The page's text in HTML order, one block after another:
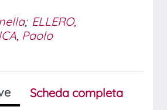
; ELLERO,
Paolo
Scheda completa